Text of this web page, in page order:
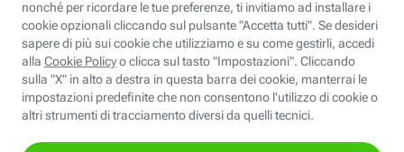
Insieme, siamo futuro